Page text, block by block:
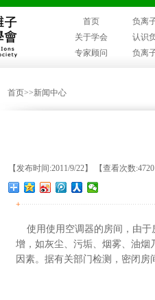
首页
负离
关于学会
认识
专家顾问
负离
首页>>新闻中心
【发布时间:2011/9/22】 【查看次数
+
使用使用空调器的房间，由于
增，如灰尘、污垢、烟雾、油烟
因素。据有关部门检测，密闭